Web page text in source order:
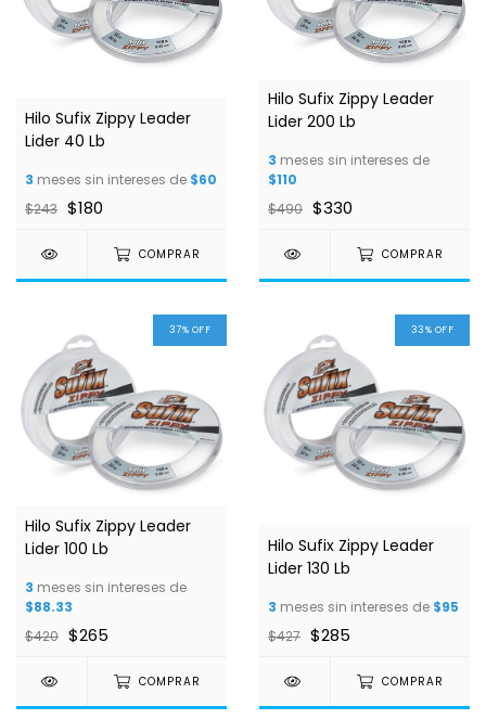
Hilo Sufix Zippy Leader
Lider 40 Lb
3 meses sin intereses de $60
$243 $180
COMPRAR
Hilo Sufix Zippy Leader
Lider 200 Lb
3 meses sin intereses de
$110
$490 $330
COMPRAR
37% OFF
Hilo Sufix Zippy Leader
Lider 100 Lb
3 meses sin intereses de
$88.33
$420 $265
COMPRAR
33% OFF
Hilo Sufix Zippy Leader
Lider 130 Lb
3 meses sin intereses de $95
$427 $285
COMPRAR